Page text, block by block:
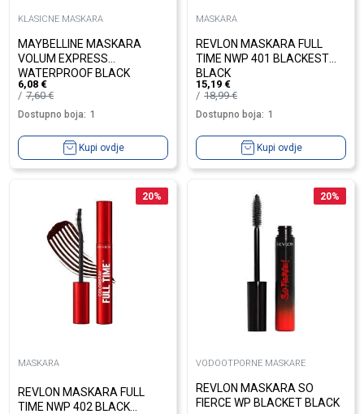
KLASICNE MASKARA
MAYBELLINE MASKARA
VOLUM EXPRESS
WATERPROOF BLACK
6,08 €
7,60€
Dostupno boja: 1
Kupi ovdje
MASKARA
REVLON MASKARA FULL
TIME NWP 401 BLACKEST
BLACK
15,19 €
18,99€
Dostupno boja: 1
Kupi ovdje
20%
MASKARA
REVLON MASKARA FULL
TIME NWP 402 BLACK
20%
VODOOTPORNE MASKARE
REVLON MASKARA SO
FIERCE WP BLACKET BLACK